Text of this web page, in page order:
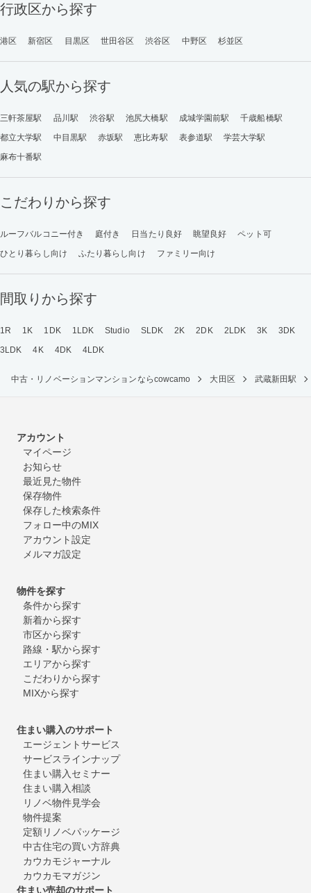
行政区から探す
港区 新宿区 目黒区 世田谷区 渋谷区 中野区 杉並区
人気の駅から探す
三軒茶屋駅 品川駅 渋谷駅 池尻大橋駅 成城学園前駅
千歳船橋駅
都立大学駅
中目黒駅 赤坂駅 恵比寿駅 表参道駅
学芸大学駅
麻布十番駅
こだわりから探す
ルーフバルコニー付き 庭付き 日当たり良好 眺望良好
ペット可
ひとり暮らし向け
ふたり暮らし向け ファミリー向け
間取りから探す
1R 1K 1DK 1LDK Studio SLDK 2K 2DK 2LDK 3K
3DK
3LDK
4K 4DK 4LDK
中古・リノベーションマンションならcowcamo 大田区 武蔵新田駅
アカウント
マイページ
お知らせ
最近見た物件
保存物件
保存した検索条件
フォロー中のMIX
アカウント設定
メルマガ設定
物件を探す
条件から探す
新着から探す
市区から探す
路線・駅から探す
エリアから探す
こだわりから探す
MIXから探す
住まい購入のサポート
エージェントサービス
サービスラインナップ
住まい購入セミナー
住まい購入相談
リノベ物件見学会
物件提案
定額リノベパッケージ
中古住宅の買い方辞典
カウカモジャーナル
カウカモマガジン
住まい売却のサポート